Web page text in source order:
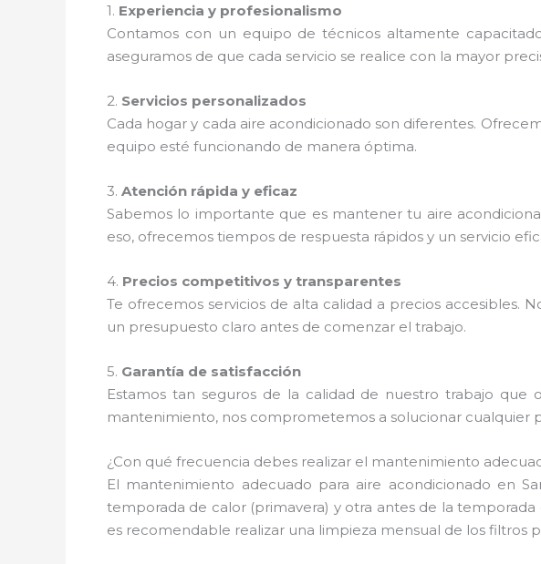
1. Experiencia y profesionalismo
Contamos con un equipo de técnicos altamente
aseguramos de que cada servicio se realice con la mayor
2. Servicios personalizados
Cada hogar y cada aire acondicionado son diferentes.
equipo esté funcionando de manera óptima.
3. Atención rápida y eficaz
Sabemos lo importante que es mantener tu aire
eso, ofrecemos tiempos de respuesta rápidos y un servicio
4. Precios competitivos y transparentes
Te ofrecemos servicios de alta calidad a precios
un presupuesto claro antes de comenzar el trabajo.
5. Garantía de satisfacción
Estamos tan seguros de la calidad de nuestro trabajo que
mantenimiento, nos comprometemos a solucionar cualquier
¿Con qué frecuencia debes realizar el mantenimiento
El mantenimiento adecuado para aire acondicionado en
temporada de calor (primavera) y otra antes de la
es recomendable realizar una limpieza mensual de los filtros